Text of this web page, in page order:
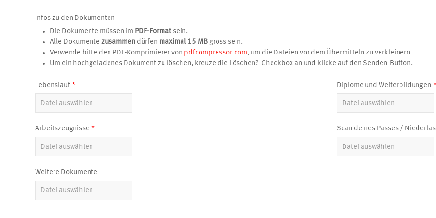
Infos zu den Dokumenten
Die Dokumente müssen im PDF-Format sein.
Alle Dokumente zusammen dürfen maximal 15 MB gross sein.
Verwende bitte den PDF-Komprimierer von pdfcompressor.com, um die Dateien vor dem Übermitteln zu verkleinern.
Um ein hochgeladenes Dokument zu löschen, kreuze die Löschen?-Checkbox an und klicke auf den Senden-Button.
Lebenslauf Diplome und Weiterbildungen
Arbeitszeugnisse Scan deines Passes /
Weitere Dokumente